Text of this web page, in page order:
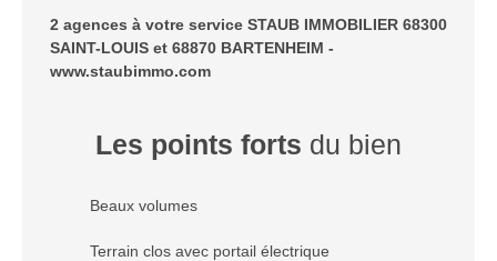
2 agences à votre service STAUB IMMOBILIER 68300
SAINT-LOUIS et 68870 BARTENHEIM -
www.staubimmo.com
Les points forts du bien
Beaux volumes
Terrain clos avec portail électrique